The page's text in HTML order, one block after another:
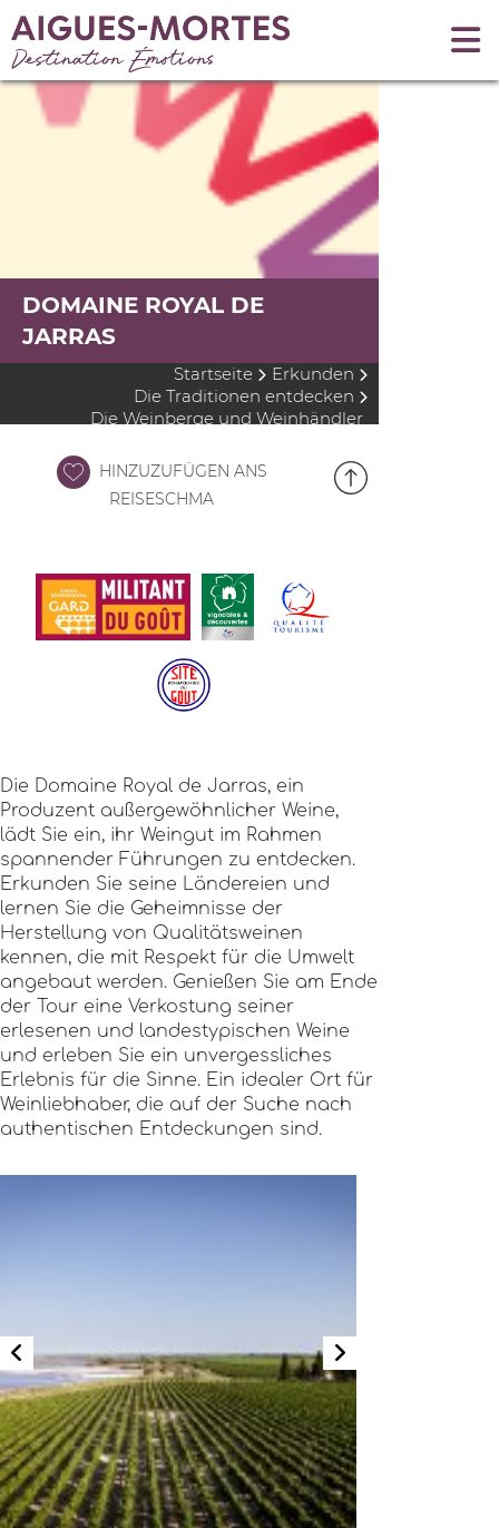
DOMAINE ROYAL DE
JARRAS
Startseite
Erkunden
Die Traditionen entdecken
Die Weinberge und Weinhändler
HINZUZUFÜGEN ANS
REISESCHMA
Die Domaine Royal de Jarras, ein
Produzent außergewöhnlicher Weine,
lädt Sie ein, ihr Weingut im Rahmen
spannender Führungen zu entdecken.
Erkunden Sie seine Ländereien und
lernen Sie die Geheimnisse der
Herstellung von Qualitätsweinen
kennen, die mit Respekt für die Umwelt
angebaut werden. Genießen Sie am Ende
der Tour eine Verkostung seiner
erlesenen und landestypischen Weine
und erleben Sie ein unvergessliches
Erlebnis für die Sinne. Ein idealer Ort für
Weinliebhaber, die auf der Suche nach
authentischen Entdeckungen sind.